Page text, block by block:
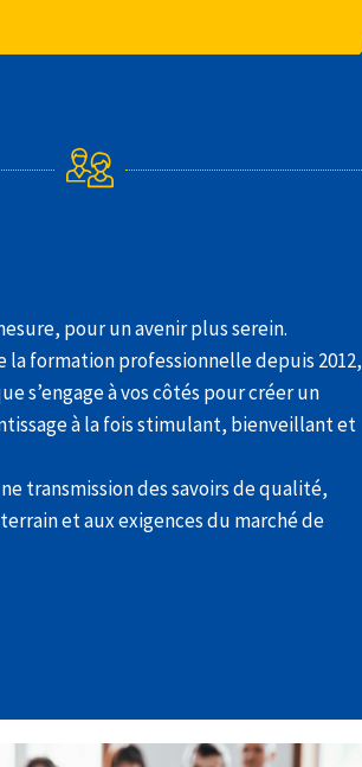
pour un avenir plus serein.
la formation professionnelle depuis 2012,
s’engage à vos côtés pour créer un
à la fois stimulant, bienveillant et
transmission des savoirs de qualité,
et aux exigences du marché de